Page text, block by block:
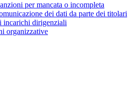
per mancata o incompleta
dei dati da parte dei titolari
incarichi dirigenziali
organizzative